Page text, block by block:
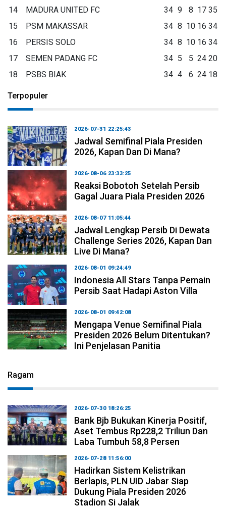
14 MADURA UNITED FC 34 9 8 17 35
15
PSM MAKASSAR 34 8 10 16 34
16
PERSIS SOLO 34 8 10 16 34
17
SEMEN PADANG FC 34 5 5 24 20
18
PSBS BIAK 34 4 6 24 18
Terpopuler
2026-07-31 22:25:43
Jadwal Semifinal Piala Presiden
2026, Kapan Dan Di Mana?
2026-08-06 23:33:25
Reaksi Bobotoh Setelah Persib
Gagal Juara Piala Presiden 2026
2026-08-07 11:05:44
Jadwal Lengkap Persib Di Dewata
Challenge Series 2026, Kapan Dan
Live Di Mana?
2026-08-01 09:24:49
Indonesia All Stars Tanpa Pemain
Persib Saat Hadapi Aston Villa
2026-08-01 09:42:08
Mengapa Venue Semifinal Piala
Presiden 2026 Belum Ditentukan?
Ini Penjelasan Panitia
Ragam
2026-07-30 18:26:25
Bank Bjb Bukukan Kinerja Positif,
Aset Tembus Rp228,2 Triliun Dan
Laba Tumbuh 58,8 Persen
2026-07-28 11:56:00
Hadirkan Sistem Kelistrikan
Berlapis, PLN UID Jabar Siap
Dukung Piala Presiden 2026
Stadion Si Jalak